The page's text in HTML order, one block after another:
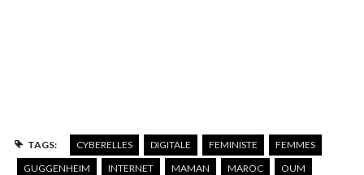
TAGS: CYBERELLES DIGITALE FEMINISTE
FEMMES
GUGGENHEIM
INTERNET MAMAN MAROC
OUM